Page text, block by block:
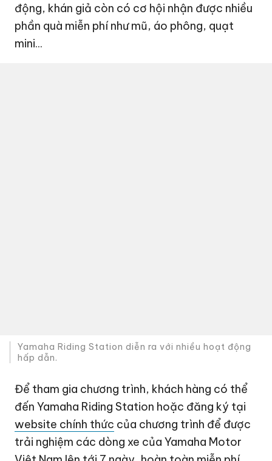
động, khán giả còn có cơ hội nhận được nhiều
phần quà miễn phí như mũ, áo phông, quạt
mini...
Yamaha Riding Station diễn ra với nhiều hoạt động
hấp dẫn.
Để tham gia chương trình, khách hàng có thể
đến Yamaha Riding Station hoặc đăng ký tại
website chính thức của chương trình để được
trải nghiệm các dòng xe của Yamaha Motor